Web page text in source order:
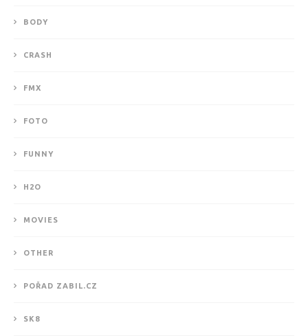
BODY
CRASH
FMX
FOTO
FUNNY
H2O
MOVIES
OTHER
POŘAD ZABIL.CZ
SK8